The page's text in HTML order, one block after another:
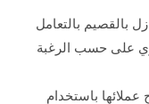
بالقصيم بالتعامل
على حسب الرغبة
باستخدام